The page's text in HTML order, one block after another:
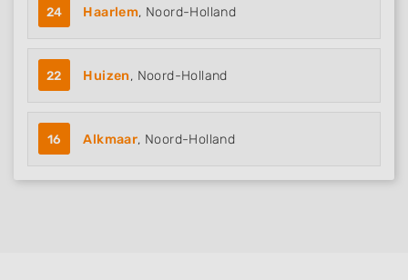
24 Haarlem, Noord-Holland
22 Huizen, Noord-Holland
16 Alkmaar, Noord-Holland